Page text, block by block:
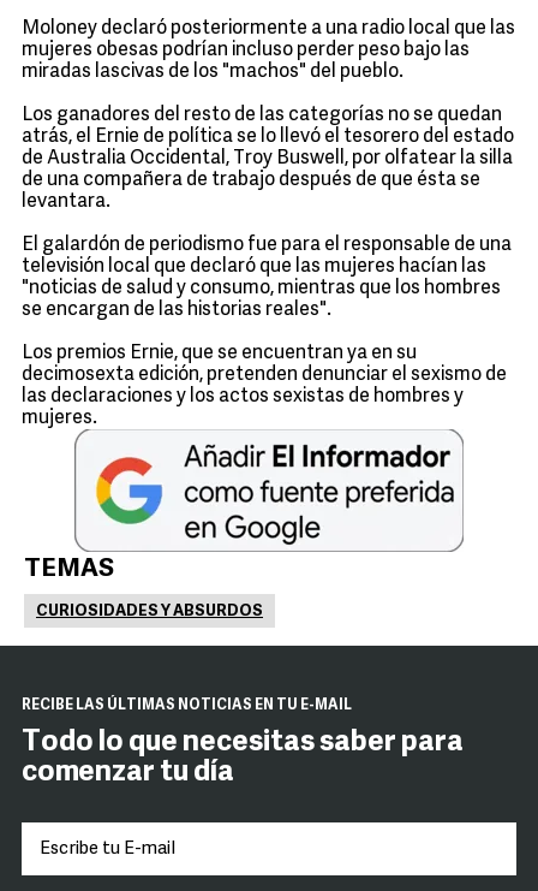
Moloney declaró posteriormente a una radio local que las
mujeres obesas podrían incluso perder peso bajo las
miradas lascivas de los "machos" del pueblo.
Los ganadores del resto de las categorías no se quedan
atrás, el Ernie de política se lo llevó el tesorero del estado
de Australia Occidental, Troy Buswell, por olfatear la silla
de una compañera de trabajo después de que ésta se
levantara.
El galardón de periodismo fue para el responsable de una
televisión local que declaró que las mujeres hacían las
"noticias de salud y consumo, mientras que los hombres
se encargan de las historias reales".
Los premios Ernie, que se encuentran ya en su
decimosexta edición, pretenden denunciar el sexismo de
las declaraciones y los actos sexistas de hombres y
mujeres.
TEMAS
CURIOSIDADES Y ABSURDOS
RECIBE LAS ÚLTIMAS NOTICIAS EN TU E-MAIL
Todo lo que necesitas saber para
comenzar tu día